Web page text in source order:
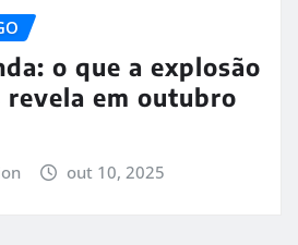
o que a explosão
revela em outubro
out 10, 2025